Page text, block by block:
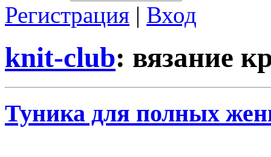
Регистрация | Вход
knit-club: вязание
Туника для полных